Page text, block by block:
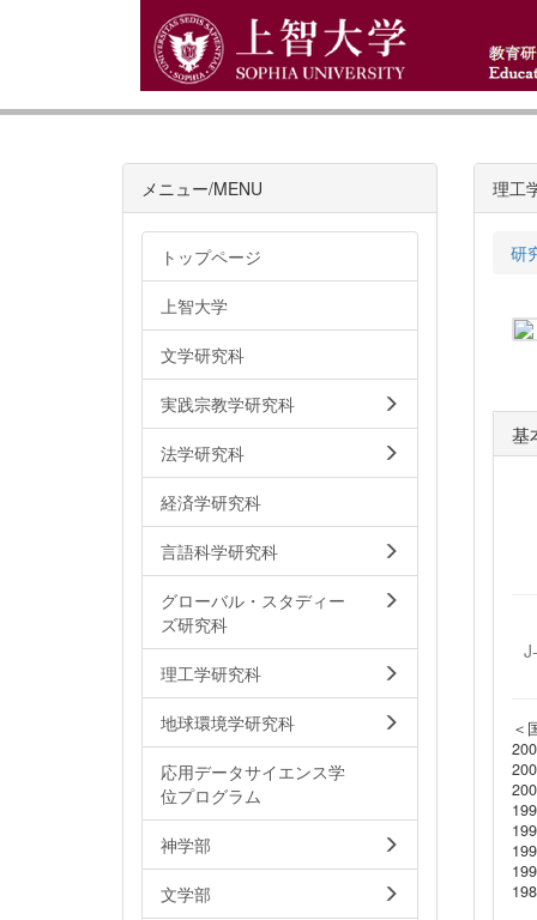
理工
研
基
＜
メニュー/MENU
トップページ
上智大学
文学研究科
実践宗教学研究科
法学研究科
経済学研究科
言語科学研究科
グローバル・スタディー
ズ研究科
理工学研究科
地球環境学研究科
応用データサイエンス学
位プログラム
神学部
文学部